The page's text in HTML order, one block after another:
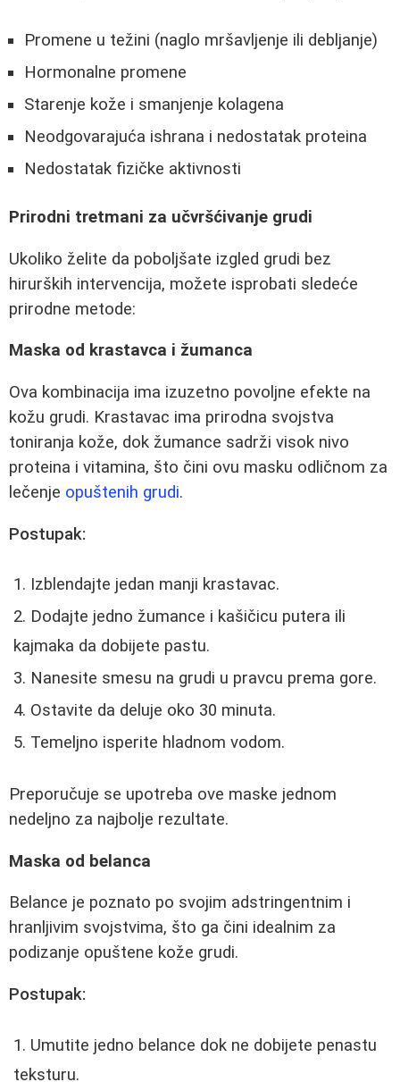
Promene u težini (naglo mršavljenje ili debljanje)
Hormonalne promene
Starenje kože i smanjenje kolagena
Neodgovarajuća ishrana i nedostatak proteina
Nedostatak fizičke aktivnosti
Prirodni tretmani za učvršćivanje grudi
Ukoliko želite da poboljšate izgled grudi bez
hirurških intervencija, možete isprobati sledeće
prirodne metode:
Maska od krastavca i žumanca
Ova kombinacija ima izuzetno povoljne efekte na
kožu grudi. Krastavac ima prirodna svojstva
toniranja kože, dok žumance sadrži visok nivo
proteina i vitamina, što čini ovu masku odličnom za
lečenje opuštenih grudi.
Postupak:
Izblendajte jedan manji krastavac.
Dodajte jedno žumance i kašičicu putera ili
kajmaka da dobijete pastu.
Nanesite smesu na grudi u pravcu prema gore.
Ostavite da deluje oko 30 minuta.
Temeljno isperite hladnom vodom.
Preporučuje se upotreba ove maske jednom
nedeljno za najbolje rezultate.
Maska od belanca
Belance je poznato po svojim adstringentnim i
hranljivim svojstvima, što ga čini idealnim za
podizanje opuštene kože grudi.
Postupak:
Umutite jedno belance dok ne dobijete penastu
teksturu.